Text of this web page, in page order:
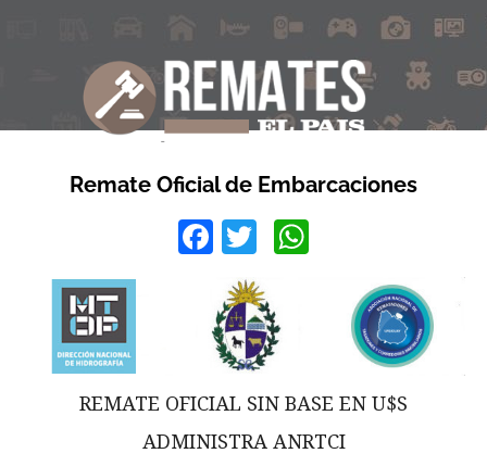
Remate Oficial de Embarcaciones
Facebook
Twitter
REMATE OFICIAL SIN BASE EN U$S
ADMINISTRA ANRTCI